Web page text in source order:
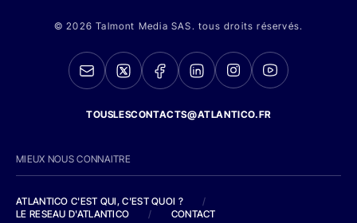
© 2026 Talmont Media SAS. tous droits réservés.
TOUSLESCONTACTS@ATLANTICO.FR
MIEUX NOUS CONNAITRE
ATLANTICO C'EST QUI, C'EST QUOI ?
/
LE RESEAU D'ATLANTICO
/ CONTACT